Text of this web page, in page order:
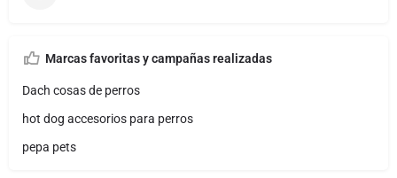
Marcas favoritas y campañas realizadas
Dach cosas de perros
hot dog accesorios para perros
pepa pets